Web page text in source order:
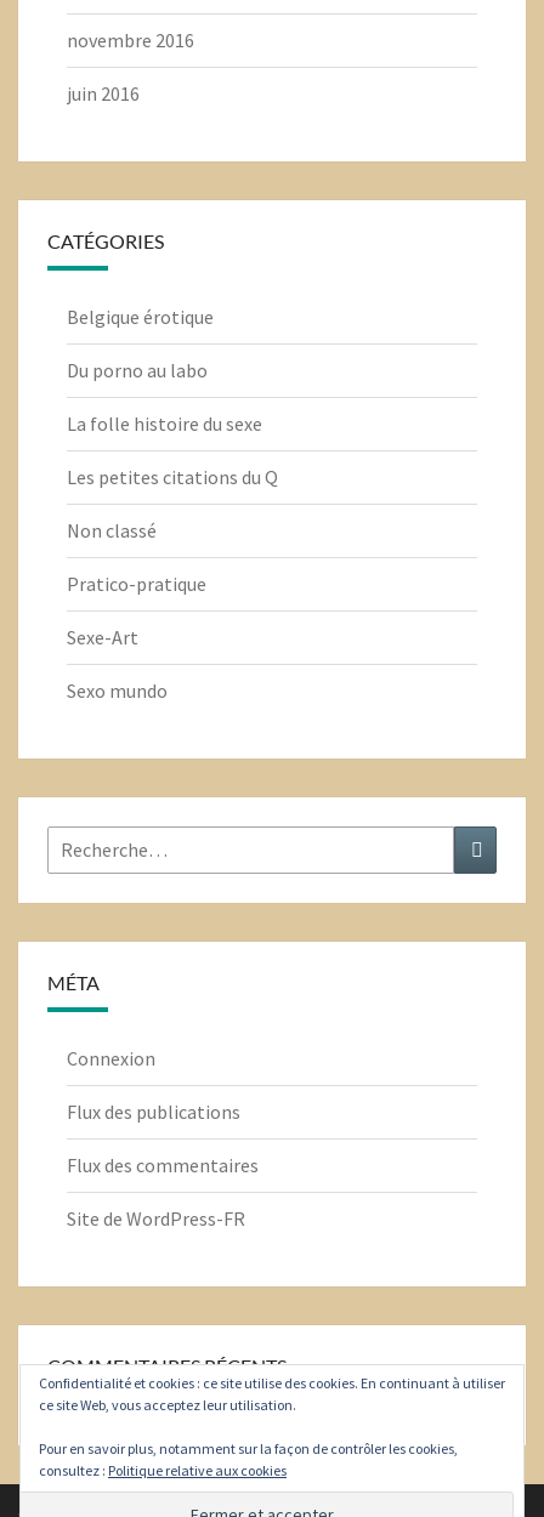
novembre 2016
juin 2016
CATÉGORIES
Belgique érotique
Du porno au labo
La folle histoire du sexe
Les petites citations du Q
Non classé
Pratico-pratique
Sexe-Art
Sexo mundo
Rechercher
:
MÉTA
Connexion
Flux des publications
Flux des commentaires
Site de WordPress-FR
COMMENTAIRES RÉCENTS
Confidentialité et cookies : ce site utilise des cookies. En continuant à utiliser
ce site Web, vous acceptez leur utilisation.
Pour en savoir plus, notamment sur la façon de contrôler les cookies,
consultez : Politique relative aux cookies